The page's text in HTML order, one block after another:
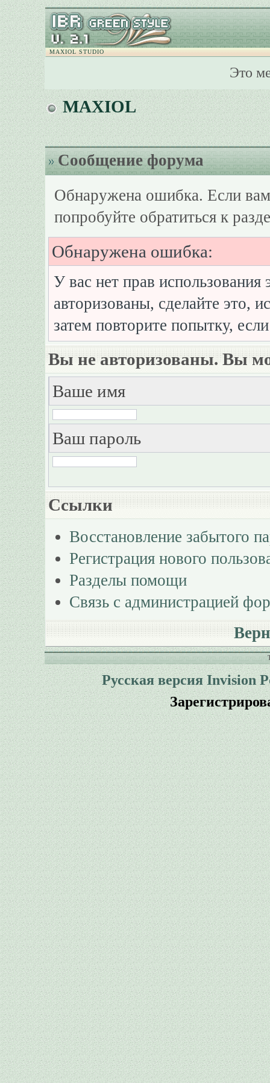
MAXIOL STUDIO
Это
MAXIOL
Сообщение форума
Обнаружена ошибка. Если
попробуйте обратиться к
Обнаружена ошибка:
У вас нет прав
авторизованы, сделайте это,
затем повторите попытку,
Вы не авторизованы. Вы
Ваше имя
Ваш пароль
Ссылки
Восстановление забытого
Регистрация нового
Разделы помощи
Связь с администрацией
Русская версия Invision